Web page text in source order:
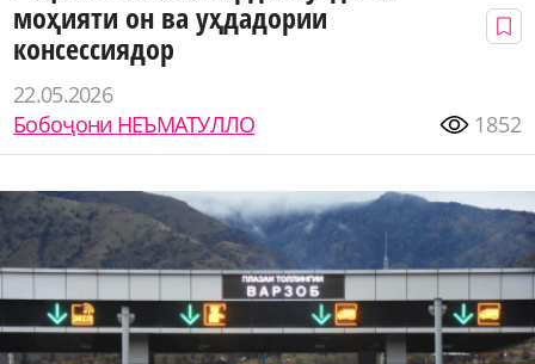
моҳияти он ва уҳдадории
консессиядор
22.05.2026
Бобоҷони НЕЪМАТУЛЛО
1852